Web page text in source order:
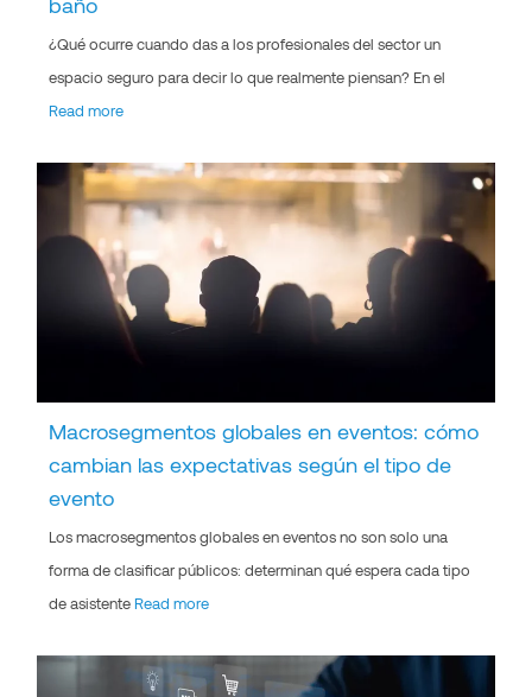
¿Qué ocurre cuando das a los profesionales del sector un
espacio seguro para decir lo que realmente piensan? En el
Read more
Macrosegmentos globales en eventos: cómo
cambian las expectativas según el tipo de
evento
Los macrosegmentos globales en eventos no son solo una
forma de clasificar públicos: determinan qué espera cada tipo
de asistenteRead more